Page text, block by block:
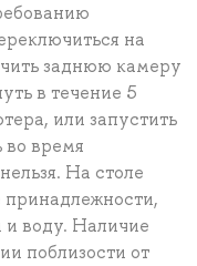
на
заднюю камеру
в течение 5
или запустить
время
На столе
и воду. Наличие
поблизости от